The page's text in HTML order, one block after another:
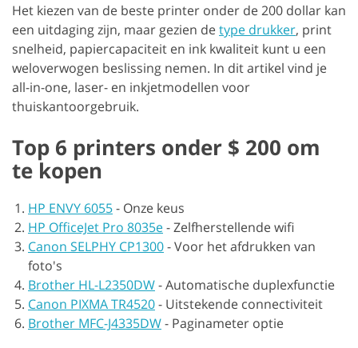
Het kiezen van de beste printer onder de 200 dollar kan
een uitdaging zijn, maar gezien detype drukker, print
snelheid, papiercapaciteit en ink kwaliteit kunt u een
weloverwogen beslissing nemen. In dit artikel vind je
all-in-one, laser- en inkjetmodellen voor
thuiskantoorgebruik.
Top 6 printers onder $ 200 om
te kopen
HP ENVY 6055- Onze keus
HP OfficeJet Pro 8035e-Zelfherstellende wifi
Canon SELPHY CP1300-Voor het afdrukken van
foto's
Brother HL-L2350DW-Automatische duplexfunctie
Canon PIXMA TR4520- Uitstekende connectiviteit
Brother MFC-J4335DW- Paginameter optie